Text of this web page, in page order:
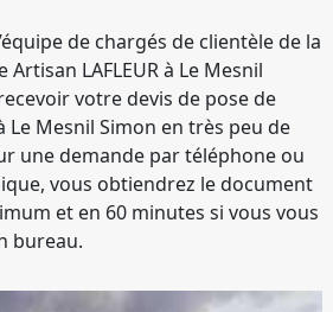
de chargés de clientèle de la
LAFLEUR à Le Mesnil
votre devis de pose de
Mesnil Simon en très peu de
une demande par téléphone ou
vous obtiendrez le document
et en 60 minutes si vous vous
bureau.